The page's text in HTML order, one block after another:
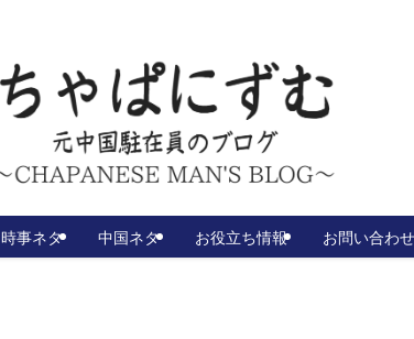
時事ネタ 中国ネタ お役立ち情報 お問い合わせ